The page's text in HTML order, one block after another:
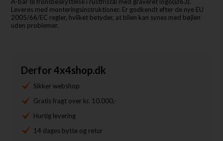
A-bar til frontbeskyttelse i rustfristål med graveret logo(Ø63).
Leveres med monteringsinstruktioner. Er godkendt efter de nye EU
2005/66/EC regler, hvilket betyder, at bilen kan synes med bøjlen
uden problemer.
Derfor 4x4shop.dk
Sikker webshop
Gratis fragt over kr. 10.000,-
Hurtig levering
14 dages bytte og retur